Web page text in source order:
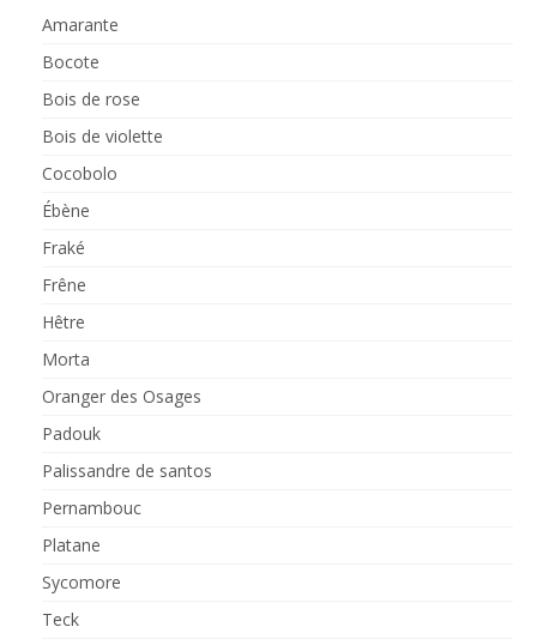
Amarante
Bocote
Bois de rose
Bois de violette
Cocobolo
Ébène
Fraké
Frêne
Hêtre
Morta
Oranger des Osages
Padouk
Palissandre de santos
Pernambouc
Platane
Sycomore
Teck